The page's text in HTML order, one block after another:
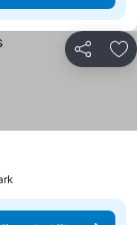
Delen